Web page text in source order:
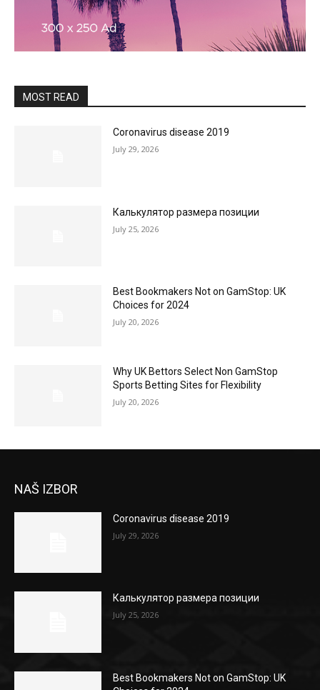
MOST READ
Coronavirus disease 2019
July 29, 2026
Калькулятор размера позиции
July 25, 2026
Best Bookmakers Not on GamStop: UK
Choices for 2024
July 20, 2026
Why UK Bettors Select Non GamStop
Sports Betting Sites for Flexibility
July 20, 2026
NAŠ IZBOR
Coronavirus disease 2019
July 29, 2026
Калькулятор размера позиции
July 25, 2026
Best Bookmakers Not on GamStop: UK